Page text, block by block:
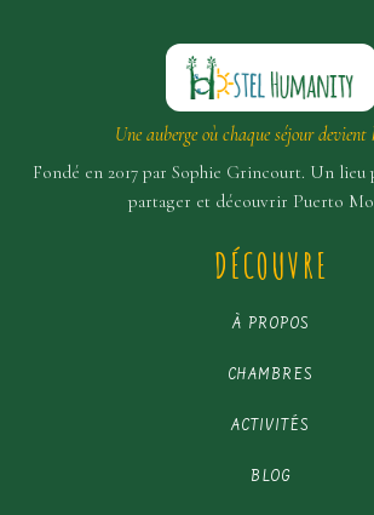
Une auberge où chaque séjour
Fondé en 2017 par Sophie Grincourt. Un lieu
partager et découvrir Puerto
DÉCOUVRE
À PROPOS
CHAMBRES
ACTIVITÉS
BLOG